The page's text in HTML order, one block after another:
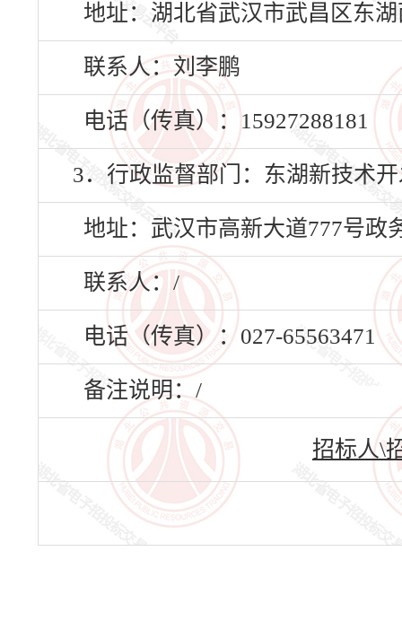
地址：湖北省武汉市武昌区东
联系人：刘李鹏
电话（传真）：15927288181
3．行政监督部门：东湖新技术
地址：武汉市高新大道777号政
联系人：/
电话（传真）：027-65563471
备注说明：/
招标人\